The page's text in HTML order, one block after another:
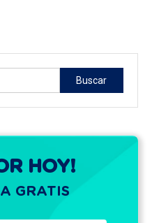
Buscar:
HOY!
GRATIS